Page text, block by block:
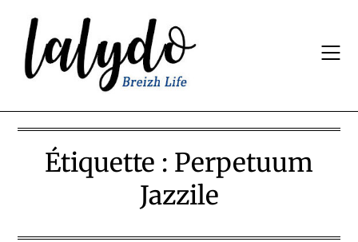
content
Étiquette : Perpetuum
Jazzile